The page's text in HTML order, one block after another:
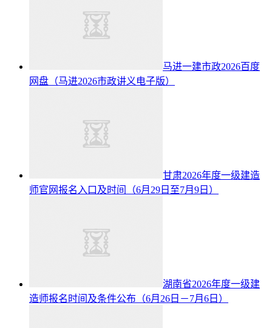
马进一建市政2026百度
网盘（马进2026市政讲义电子版）
甘肃2026年度一级建造
师官网报名入口及时间（6月29日至7月9日）
湖南省2026年度一级建
造师报名时间及条件公布（6月26日－7月6日）